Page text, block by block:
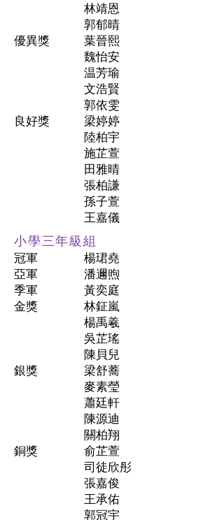
優異獎
良好獎
林靖恩
郭郁晴
葉晉熙
魏怡安
温芳瑜
文浩賢
郭依雯
梁婷婷
陸柏宇
施芷萱
田雅晴
張柏謙
孫子萱
王嘉儀
小學三年級組
冠軍
亞軍
季軍
金獎
銀獎
銅獎
楊珺堯
潘邇煦
黃奕庭
林鉦嵐
楊禹羲
吳芷瑤
陳貝兒
梁舒蕎
麥素瑩
蕭廷軒
陳源迪
關柏翔
俞芷萱
司徒欣彤
張嘉俊
王承佑
郭冠宇